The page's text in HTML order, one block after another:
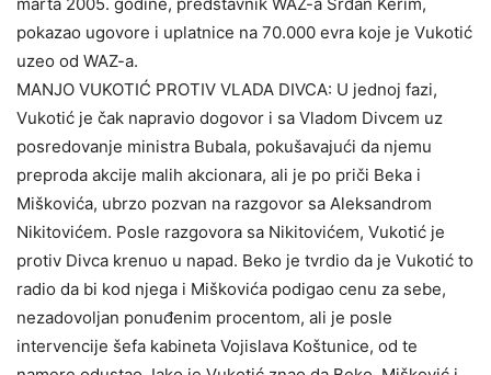
pokazao ugovore i uplatnice na 70.000 evra koje je Vukotić
uzeo od WAZ-a.
MANJO VUKOTIĆ PROTIV VLADA DIVCA: U jednoj fazi,
Vukotić je čak napravio dogovor i sa Vladom Divcem uz
posredovanje ministra Bubala, pokušavajući da njemu
preproda akcije malih akcionara, ali je po priči Beka i
Miškovića, ubrzo pozvan na razgovor sa Aleksandrom
Nikitovićem. Posle razgovora sa Nikitovićem, Vukotić je
protiv Divca krenuo u napad. Beko je tvrdio da je Vukotić to
radio da bi kod njega i Miškovića podigao cenu za sebe,
nezadovoljan ponuđenim procentom, ali je posle
intervencije šefa kabineta Vojislava Koštunice, od te